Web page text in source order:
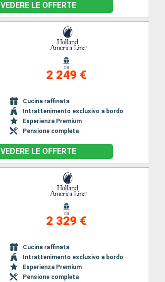
VEDERE LE OFFERTE
da
2 249 €
Cucina raffinata
Intrattenimento esclusivo a bordo
Esperienza Premium
Pensione completa
VEDERE LE OFFERTE
da
2 329 €
Cucina raffinata
Intrattenimento esclusivo a bordo
Esperienza Premium
Pensione completa